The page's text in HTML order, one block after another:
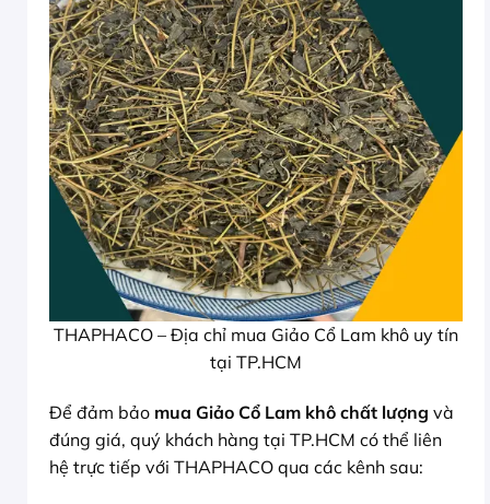
THAPHACO – Địa chỉ mua Giảo Cổ Lam khô uy tín
tại TP.HCM
Để đảm bảo mua Giảo Cổ Lam khô chất lượng và
đúng giá, quý khách hàng tại TP.HCM có thể liên
hệ trực tiếp với THAPHACO qua các kênh sau: